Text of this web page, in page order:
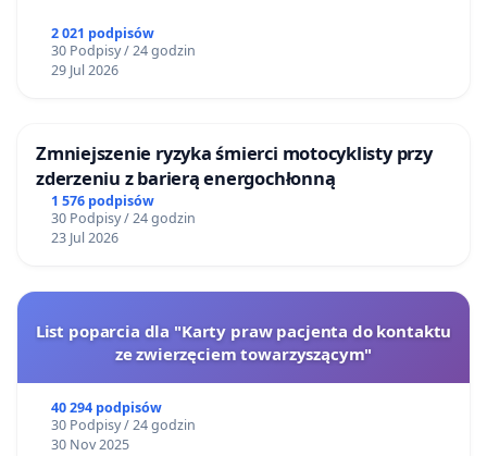
2 021 podpisów
30 Podpisy / 24 godzin
29 Jul 2026
Zmniejszenie ryzyka śmierci motocyklisty przy
zderzeniu z barierą energochłonną
1 576 podpisów
30 Podpisy / 24 godzin
23 Jul 2026
List poparcia dla "Karty praw pacjenta do kontaktu
ze zwierzęciem towarzyszącym"
40 294 podpisów
30 Podpisy / 24 godzin
30 Nov 2025